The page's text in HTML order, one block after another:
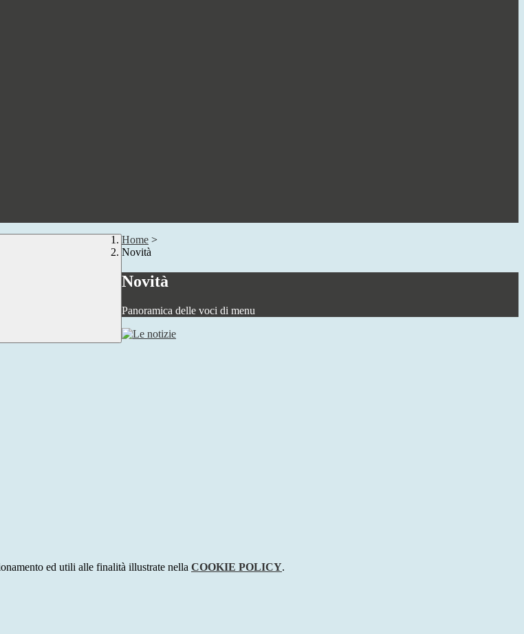
Home >
Novità
Novità
Panoramica delle voci di menu
ed utili alle finalità illustrate nella COOKIE POLICY.